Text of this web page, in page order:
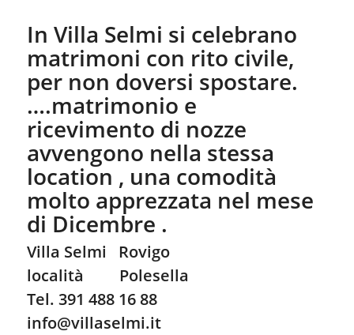
In Villa Selmi si celebrano
matrimoni con rito civile,
per non doversi spostare.
….matrimonio e
ricevimento di nozze
avvengono nella stessa
location , una comodità
molto apprezzata nel mese
di Dicembre .
Villa Selmi Rovigo
località Polesella
Tel. 391 488 16 88
info@villaselmi.it